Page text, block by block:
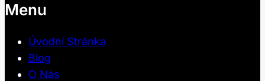
Menu
Úvodní Stránka
Blog
O Nás